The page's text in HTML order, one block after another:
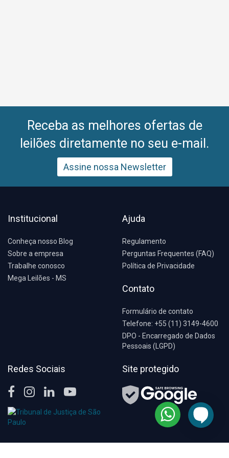
Receba as melhores ofertas de
leilões diretamente no seu e-mail.
Assine nossa Newsletter
Institucional
Conheça nosso Blog
Sobre a empresa
Trabalhe conosco
Mega Leilões - MS
Ajuda
Regulamento
Perguntas Frequentes (FAQ)
Política de Privacidade
Contato
Formulário de contato
Telefone: +55 (11) 3149-4600
DPO - Encarregado de Dados
Pessoais (LGPD)
Redes Sociais Site protegido